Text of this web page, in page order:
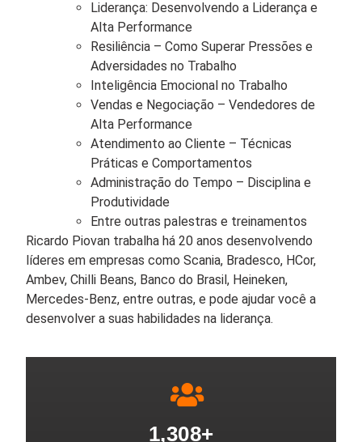
Liderança: Desenvolvendo a Liderança e
Alta Performance
Resiliência – Como Superar Pressões e
Adversidades no Trabalho
Inteligência Emocional no Trabalho
Vendas e Negociação – Vendedores de
Alta Performance
Atendimento ao Cliente – Técnicas
Práticas e Comportamentos
Administração do Tempo – Disciplina e
Produtividade
Entre outras palestras e treinamentos
Ricardo Piovan trabalha há 20 anos desenvolvendo
líderes em empresas como Scania, Bradesco, HCor,
Ambev, Chilli Beans, Banco do Brasil, Heineken,
Mercedes-Benz, entre outras, e pode ajudar você a
desenvolver a suas habilidades na liderança.
1,308+